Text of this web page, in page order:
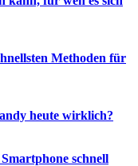
Methoden für
heute wirklich?
schnell